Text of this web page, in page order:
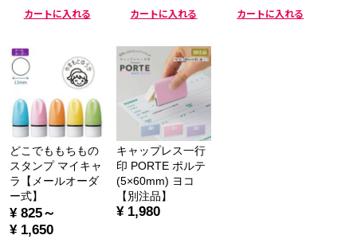
カートに入れる カートに入れる カートに入れる
どこでももちもの
スタンプ マイキャ
ラ【メールオーダ
ー式】
¥ 825～
¥ 1,650
キャップレス一行
印 PORTE ポルテ
(5×60mm) ヨコ
【別注品】
¥ 1,980